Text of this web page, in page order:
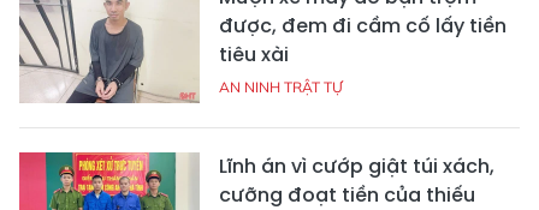
được, đem đi cầm cố lấy tiền
tiêu xài
AN NINH TRẬT TỰ
Lĩnh án vì cướp giật túi xách,
cưỡng đoạt tiền của thiếu